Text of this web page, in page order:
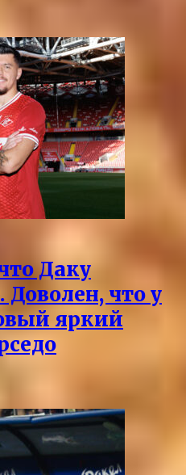
Даку
что у
яркий